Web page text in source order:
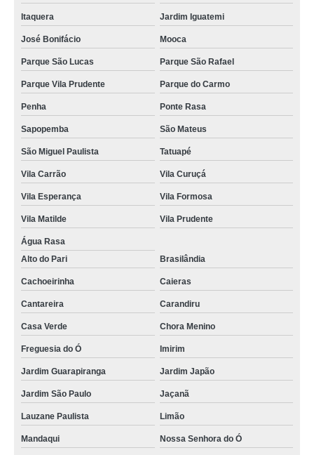
Itaquera Jardim Iguatemi
José Bonifácio Mooca
Parque São Lucas Parque São Rafael
Parque Vila Prudente Parque do Carmo
Penha Ponte Rasa
Sapopemba São Mateus
São Miguel Paulista Tatuapé
Vila Carrão Vila Curuçá
Vila Esperança Vila Formosa
Vila Matilde Vila Prudente
Água Rasa
Alto do Pari
Brasilândia
Cachoeirinha Caieras
Cantareira Carandiru
Casa Verde Chora Menino
Freguesia do Ó Imirim
Jardim Guarapiranga Jardim Japão
Jardim São Paulo Jaçanã
Lauzane Paulista Limão
Mandaqui Nossa Senhora do Ó